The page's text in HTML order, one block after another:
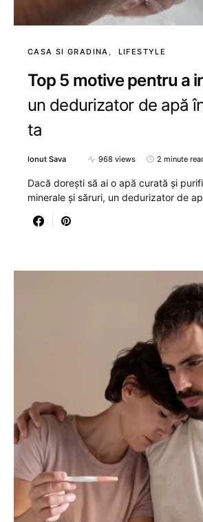
CASA SI GRADINA LIFESTYLE
Top 5 motive pentru a
un dedurizator de apă
ta
Ionut Sava 968 views 2 minute
Dacă dorești să ai o apă curată și
minerale și săruri, un dedurizator de